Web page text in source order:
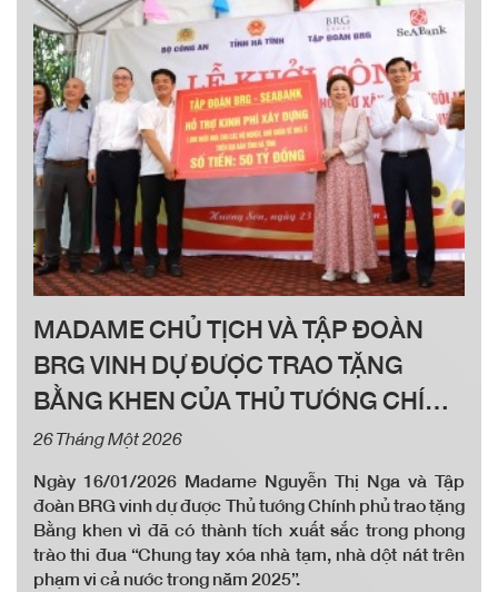
MADAME CHỦ TỊCH VÀ TẬP ĐOÀN
BRG VINH DỰ ĐƯỢC TRAO TẶNG
BẰNG KHEN CỦA THỦ TƯỚNG CHÍNH
PHỦ
26 Tháng Một 2026
Ngày 16/01/2026 Madame Nguyễn Thị Nga và Tập
đoàn BRG vinh dự được Thủ tướng Chính phủ trao tặng
Bằng khen vì đã có thành tích xuất sắc trong phong
trào thi đua “Chung tay xóa nhà tạm, nhà dột nát trên
phạm vi cả nước trong năm 2025”.